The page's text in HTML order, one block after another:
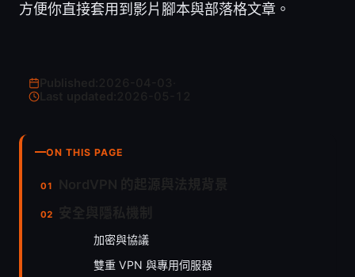
方便你直接套用到影片腳本與部落格文章。
Last updated:
ON THIS PAGE
加密與協議
雙重 VPN 與專用伺服器